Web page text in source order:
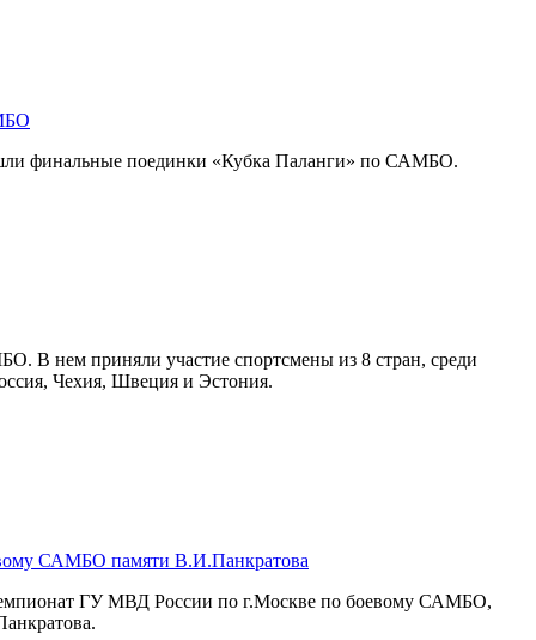
финальные поединки «Кубка Паланги» по САМБО.
В нем приняли участие спортсмены из 8 стран, среди
Чехия, Швеция и Эстония.
САМБО памяти В.И.Панкратова
ГУ МВД России по г.Москве по боевому САМБО,